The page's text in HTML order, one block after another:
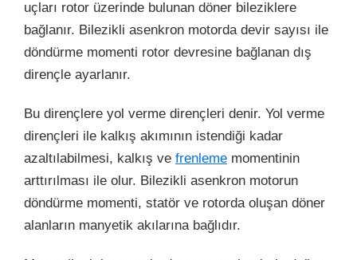
uçları rotor üzerinde bulunan döner bileziklere
bağlanır. Bilezikli asenkron motorda devir sayısı ile
döndürme momenti rotor devresine bağlanan dış
dirençle ayarlanır.
Bu dirençlere yol verme dirençleri denir. Yol verme
dirençleri ile kalkış akımının istendiği kadar
azaltılabilmesi, kalkış ve frenleme momentinin
arttırılması ile olur. Bilezikli asenkron motorun
döndürme momenti, statör ve rotorda oluşan döner
alanların manyetik akılarına bağlıdır.